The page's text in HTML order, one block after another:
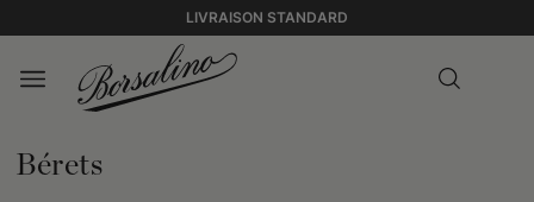
LIVRAISON STANDARD
Bérets